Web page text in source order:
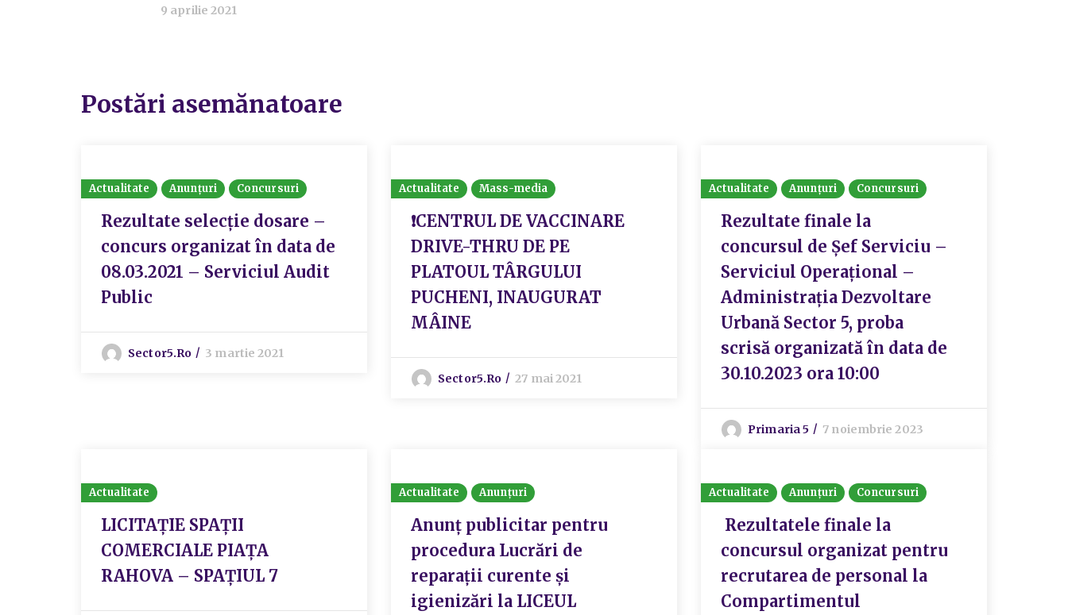
9 aprilie 2021
Postări asemănatoare
Actualitate Anunțuri Concursuri
Rezultate selecție dosare –
concurs organizat în data de
08.03.2021 – Serviciul Audit
Public
Sector5.ro 3 martie 2021
Actualitate Mass-media
❗️CENTRUL DE VACCINARE
DRIVE-THRU DE PE
PLATOUL TÂRGULUI
PUCHENI, INAUGURAT
MÂINE
Sector5.ro 27 mai 2021
Actualitate Anunțuri Concursuri
Rezultate finale la
concursul de Șef Serviciu –
Serviciul Operațional –
Administrația Dezvoltare
Urbană Sector 5, proba
scrisă organizată în data de
30.10.2023 ora 10:00
Primaria 5 7 noiembrie 2023
Actualitate
LICITAȚIE SPAȚII
COMERCIALE PIAȚA
RAHOVA – SPAȚIUL 7
Actualitate Anunțuri
Anunț publicitar pentru
procedura Lucrări de
reparații curente și
igienizări la LICEUL
Actualitate Anunțuri Concursuri
Rezultatele finale la
concursul organizat pentru
recrutarea de personal la
Compartimentul